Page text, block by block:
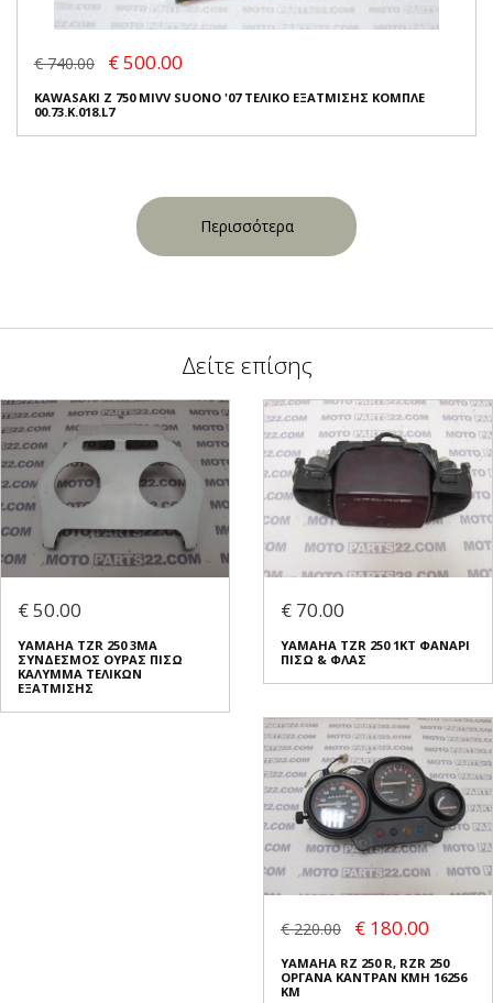
€ 740.00 € 500.00
KAWASAKI Z 750 MIVV SUONO '07 ΤΕΛΙΚΟ ΕΞΑΤΜΙΣΗΣ ΚΟΜΠΛΕ
00.73.K.018.L7
Περισσότερα
Δείτε επίσης
€ 50.00
YAMAHA TZR 250 3MA
ΣΥΝΔΕΣΜΟΣ ΟΥΡΑΣ ΠΙΣΩ
ΚΑΛΥΜΜΑ ΤΕΛΙΚΩΝ
ΕΞΑΤΜΙΣΗΣ
€ 70.00
YAMAHA TZR 250 1KT ΦΑΝΑΡΙ
ΠΙΣΩ & ΦΛΑΣ
€ 220.00 € 180.00
YAMAHA RZ 250 R, RZR 250
ΟΡΓΑΝΑ ΚΑΝΤΡΑΝ KMH 16256
KM